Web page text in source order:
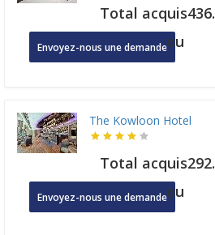
Total
Envoyez-nous une demandeou
The Kowloon Hotel
Total
Envoyez-nous une demandeou